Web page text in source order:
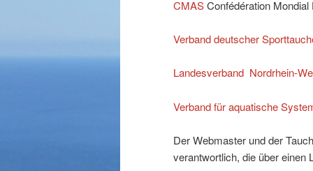
CMASConfédération
Verband deutscher
Landesverband Nordrhein-
Verband für aquatische
Der Webmaster und der
verantwortlich, die über einen